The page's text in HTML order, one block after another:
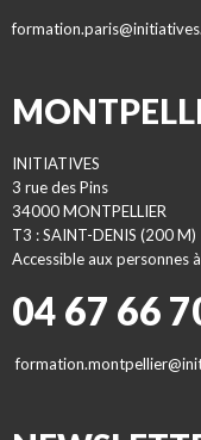
INITIATIVES
3 rue des Pins
34000 MONTPELLIER
T3 : SAINT-DENIS (200 M)
Accessible aux personnes
04 67 66